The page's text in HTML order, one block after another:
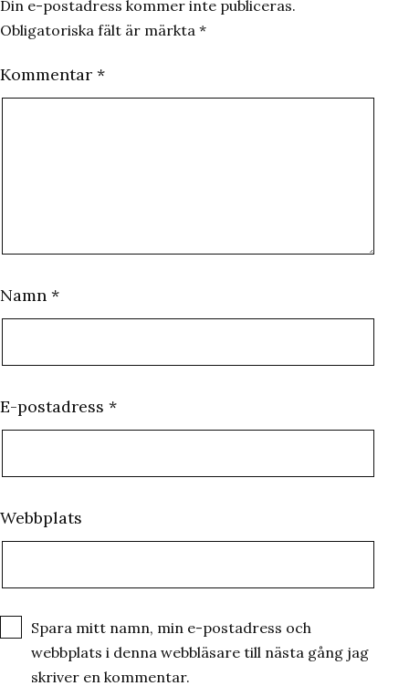
Din e-postadress kommer inte publiceras.
Obligatoriska fält är märkta *
Kommentar *
Namn *
E-postadress *
Webbplats
Spara mitt namn, min e-postadress och
webbplats i denna webbläsare till nästa gång jag
skriver en kommentar.